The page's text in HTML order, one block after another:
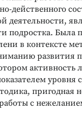
действенного
деятельности,
подростка. Была
в контексте
развития
активность
пригодная
с